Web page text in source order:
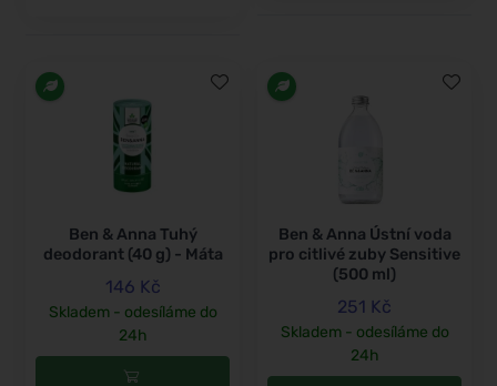
Ben & Anna Tuhý
deodorant (40 g) - Máta
146 Kč
Skladem - odesíláme do
24h
Ben & Anna Ústní voda
pro citlivé zuby Sensitive
(500 ml)
251 Kč
Skladem - odesíláme do
24h